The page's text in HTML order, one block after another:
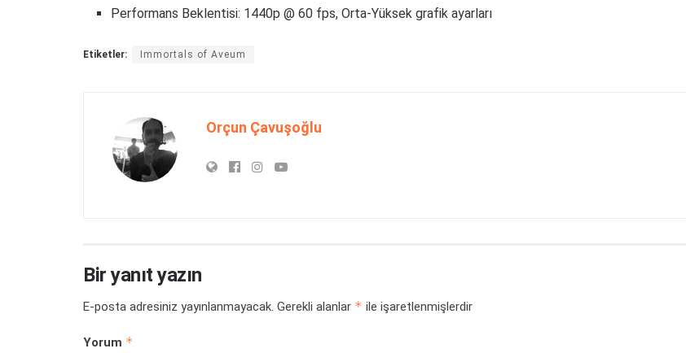
Performans Beklentisi: 1440p @ 60 fps, Orta-Yüksek grafik ayarları
Etiketler: Immortals of Aveum
Orçun Çavuşoğlu
Bir yanıt yazın
E-posta adresiniz yayınlanmayacak. Gerekli alanlar * ile işaretlenmişlerdir
Yorum *